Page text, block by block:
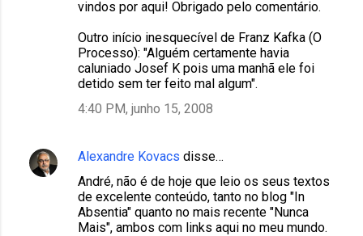
vindos por aqui! Obrigado pelo comentário.
Outro início inesquecível de Franz Kafka (O
Processo): "Alguém certamente havia
caluniado Josef K pois uma manhã ele foi
detido sem ter feito mal algum".
4:40 PM, junho 15, 2008
Alexandre Kovacs disse…
André, não é de hoje que leio os seus textos
de excelente conteúdo, tanto no blog "In
Absentia" quanto no mais recente "Nunca
Mais", ambos com links aqui no meu mundo.